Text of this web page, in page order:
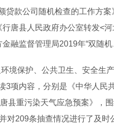
贷款公司随机检查的工作方
唐县人民政府办公室转发<
融监督管理局2019年“双随
境保护、公共卫生、安全生
3项内容，分别是《中华人民
县重污染天气应急预案》，
对209条抽查情况进行了及